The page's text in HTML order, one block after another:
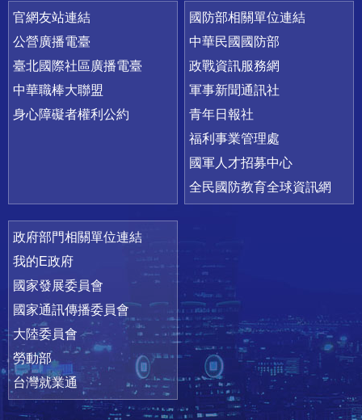
官網友站連結
公營廣播電臺
臺北國際社區廣播電臺
中華職棒大聯盟
身心障礙者權利公約
國防部相關單位連結
中華民國國防部
政戰資訊服務網
軍事新聞通訊社
青年日報社
福利事業管理處
國軍人才招募中心
全民國防教育全球資訊網
政府部門相關單位連結
我的E政府
國家發展委員會
國家通訊傳播委員會
大陸委員會
勞動部
台灣就業通